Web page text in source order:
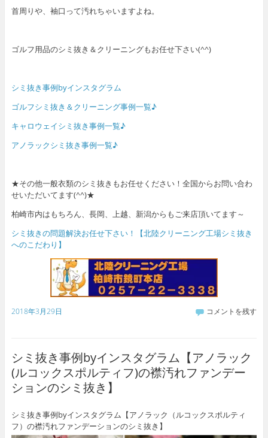
首周りや、袖口って汚れちゃいますよね。
ゴルフ用品のシミ抜き＆クリーニングもお任せ下さい(^^)
シミ抜き事例byインスタグラム
ゴルフシミ抜き＆クリーニング事例一覧♪
キャロウェイシミ抜き事例一覧♪
アノラックシミ抜き事例一覧♪
★その他一般衣類のシミ抜きもお任せください！全国からお問い合わ
せいただいてます(^^)★
柏崎市内はもちろん、長岡、上越、新潟からもご来店頂いてます～
シミ抜きの問題解決お任せ下さい！【北陸クリーニング工場シミ抜き
へのこだわり】
2018年3月29日 コメントを残す
シミ抜き事例byインスタグラム【アノラック
(ルコックスポルティフ)の襟汚れファンデー
ションのシミ抜き】
シミ抜き事例byインスタグラム【アノラック（ルコックスポルティ
フ）の襟汚れファンデーションのシミ抜き】